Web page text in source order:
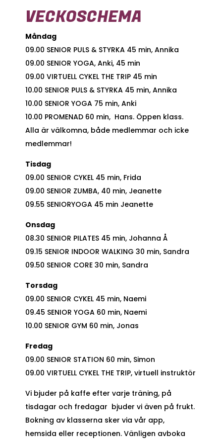
VECKOSCHEMA
Måndag
09.00 SENIOR PULS & STYRKA 45 min, Annika
09.00 SENIOR YOGA, Anki, 45 min
09.00 VIRTUELL CYKEL THE TRIP 45 min
10.00 SENIOR PULS & STYRKA 45 min, Annika
10.00 SENIOR YOGA 75 min, Anki
10.00 PROMENAD 60 min, Hans. Öppen klass.
Alla är välkomna, både medlemmar och icke
medlemmar!
Tisdag
09.00 SENIOR CYKEL 45 min, Frida
09.00 SENIOR ZUMBA, 40 min, Jeanette
09.55 SENIORYOGA 45 min Jeanette
Onsdag
08.30 SENIOR PILATES 45 min, Johanna Å
09.15 SENIOR INDOOR WALKING 30 min, Sandra
09.50 SENIOR CORE 30 min, Sandra
Torsdag
09.00 SENIOR CYKEL 45 min, Naemi
09.45 SENIOR YOGA 60 min, Naemi
10.00 SENIOR GYM 60 min, Jonas
Fredag
09.00 SENIOR STATION 60 min, Simon
09.00 VIRTUELL CYKEL THE TRIP, virtuell instruktör
Vi bjuder på kaffe efter varje träning, på
tisdagar och fredagar bjuder vi även på frukt.
Bokning av klasserna sker via vår app,
hemsida eller receptionen. Vänligen avboka